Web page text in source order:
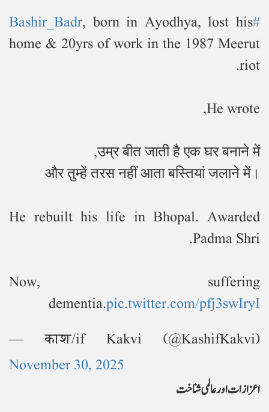
#Bashir_Badr
, born in Ayodhya, lost his
home & 20yrs of work in the 1987 Meerut
riot.
He wrote,
उम्र बीत जाती है एक घर बनाने में,
और तुम्हें तरस नहीं आता बस्तियां जलाने में।
He rebuilt his life in Bhopal. Awarded
Padma Shri.
Now, suffering
dementia.pic.twitter.com/pfj3swIryI
— काश/if Kakvi (@KashifKakvi)
November 30, 2025
اعزازات اور عالمی شناخت